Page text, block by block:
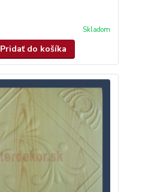
Skladom
Pridať do košíka